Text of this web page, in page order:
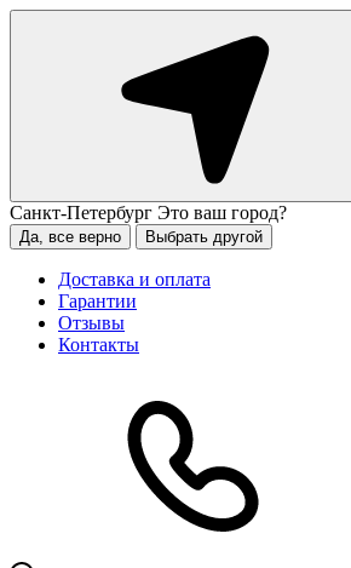
Санкт-Петербург Это ваш город?
Да, все верно Выбрать другой
Доставка и оплата
Гарантии
Отзывы
Контакты